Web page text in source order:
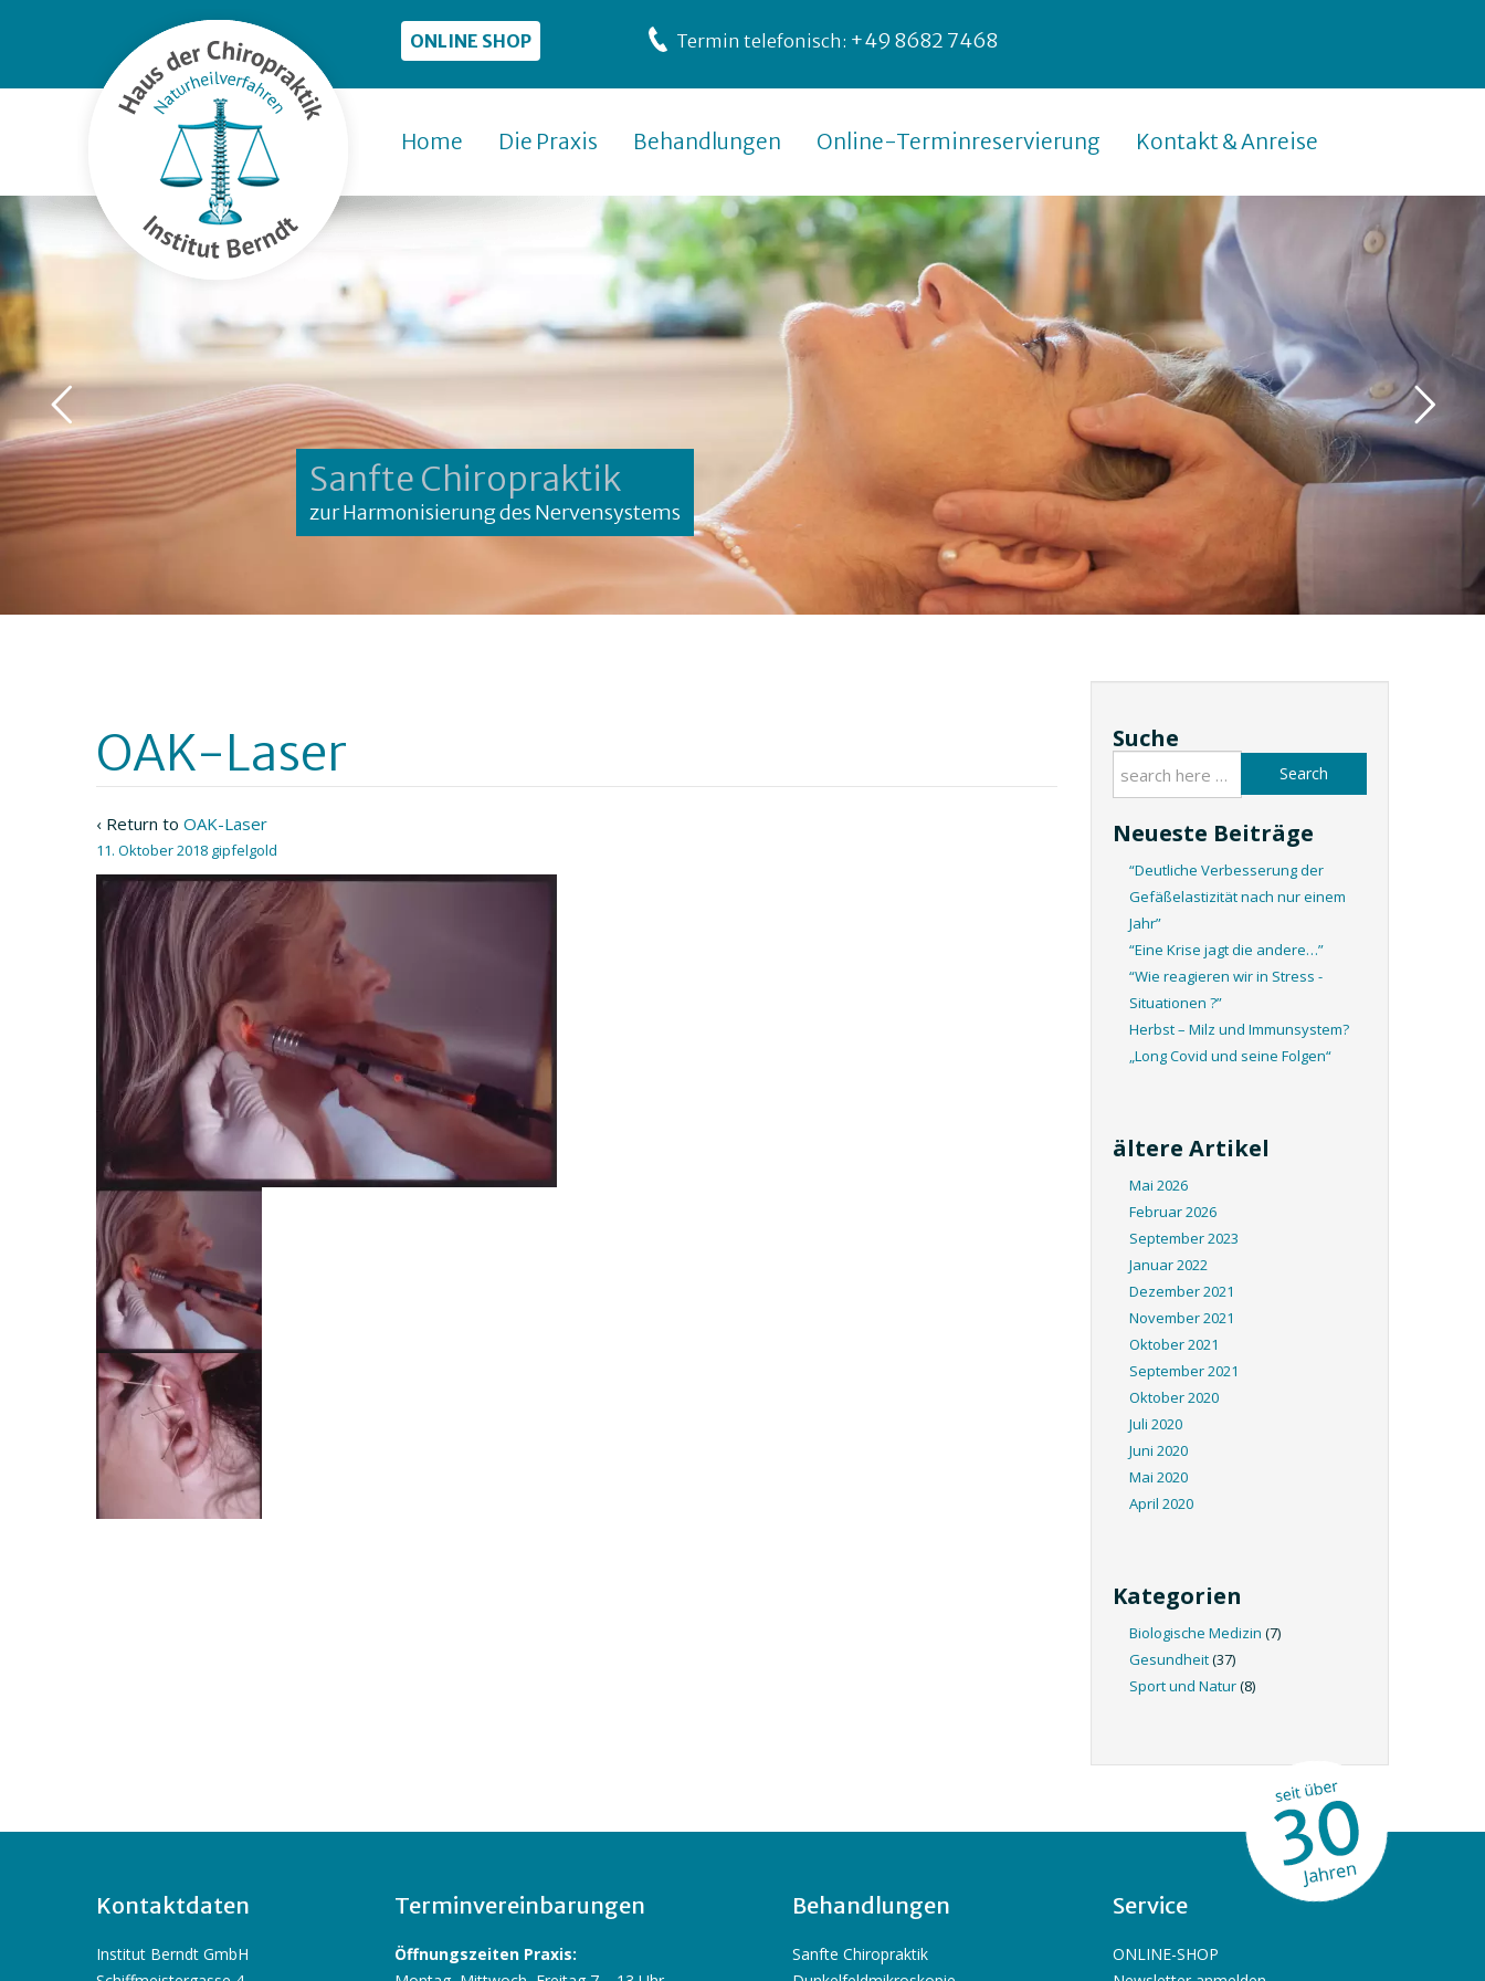
ONLINE SHOP Termin telefonisch: +49 8682 7468
Home Die Praxis Behandlungen Online-Terminreservierung Kontakt & Anreise
Sanfte Chiropraktik
zur Harmonisierung des Nervensystems
OAK-Laser
‹ Return to OAK-Laser
11. Oktober 2018 gipfelgold
Suche
Search
Neueste Beiträge
“Deutliche Verbesserung der
Gefäßelastizität nach nur einem
Jahr”
“Eine Krise jagt die andere…”
“Wie reagieren wir in Stress -
Situationen ?”
Herbst – Milz und Immunsystem?
„Long Covid und seine Folgen“
ältere Artikel
Mai 2026
Februar 2026
September 2023
Januar 2022
Dezember 2021
November 2021
Oktober 2021
September 2021
Oktober 2020
Juli 2020
Juni 2020
Mai 2020
April 2020
Kategorien
Biologische Medizin (7)
Gesundheit(37)
Sport und Natur(8)
Kontaktdaten
Institut Berndt GmbH
Terminvereinbarungen
Öffnungszeiten Praxis:
Behandlungen
Sanfte Chiropraktik
Service
ONLINE-SHOP